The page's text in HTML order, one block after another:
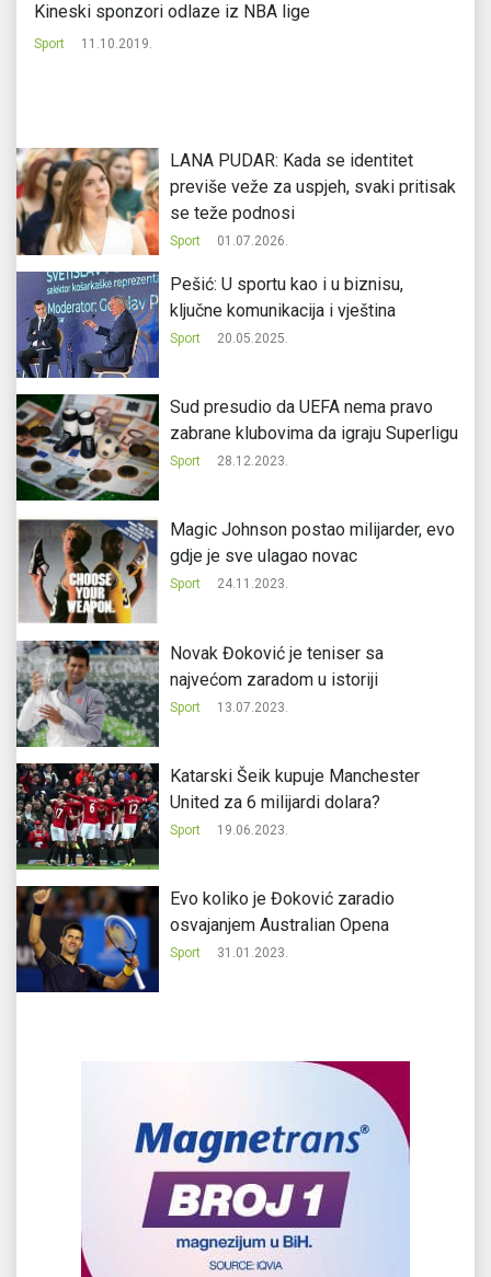
Kineski sponzori odlaze iz NBA lige
Sport 11.10.2019.
LANA PUDAR: Kada se identitet
previše veže za uspjeh, svaki pritisak
se teže podnosi
Sport 01.07.2026.
Pešić: U sportu kao i u biznisu,
ključne komunikacija i vještina
Sport 20.05.2025.
Sud presudio da UEFA nema pravo
zabrane klubovima da igraju Superligu
Sport 28.12.2023.
Magic Johnson postao milijarder, evo
gdje je sve ulagao novac
Sport 24.11.2023.
Novak Đoković je teniser sa
najvećom zaradom u istoriji
Sport 13.07.2023.
Katarski Šeik kupuje Manchester
United za 6 milijardi dolara?
Sport 19.06.2023.
Evo koliko je Đoković zaradio
osvajanjem Australian Opena
Sport 31.01.2023.